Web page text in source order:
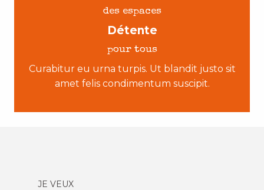
des espaces
Détente
pour tous
Curabitur eu urna turpis. Ut blandit justo sit
amet felis condimentum suscipit.
JE VEUX